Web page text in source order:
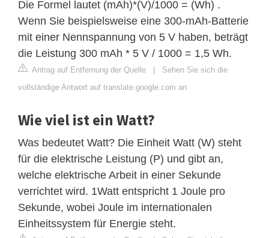
Die Formel lautet (mAh)*(V)/1000 = (Wh) .
Wenn Sie beispielsweise eine 300-mAh-Batterie
mit einer Nennspannung von 5 V haben, beträgt
die Leistung 300 mAh * 5 V / 1000 = 1,5 Wh.
Antrag auf Entfernung der Quelle | Sehen Sie sich die
vollständige Antwort auf translate.google.com an
Wie viel ist ein Watt?
Was bedeutet Watt? Die Einheit Watt (W) steht
für die elektrische Leistung (P) und gibt an,
welche elektrische Arbeit in einer Sekunde
verrichtet wird. 1Watt entspricht 1 Joule pro
Sekunde, wobei Joule im internationalen
Einheitssystem für Energie steht.